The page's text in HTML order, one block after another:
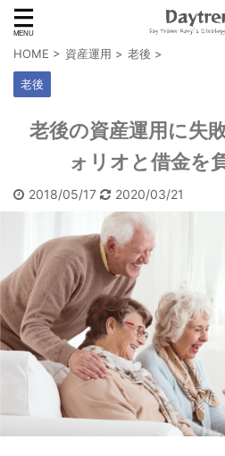
HOME > 資産運用 > 老後 >
老後
老後の資産運用に失
ォリオと借金を
2018/05/17 2020/03/21